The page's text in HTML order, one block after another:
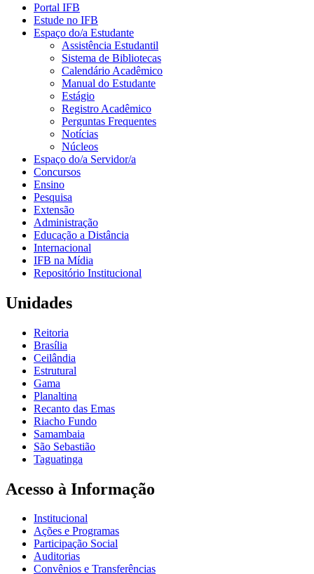
Portal IFB
Estude no IFB
Espaço do/a Estudante
Assistência Estudantil
Sistema de Bibliotecas
Calendário Acadêmico
Manual do Estudante
Estágio
Registro Acadêmico
Perguntas Frequentes
Notícias
Núcleos
Espaço do/a Servidor/a
Concursos
Ensino
Pesquisa
Extensão
Administração
Educação a Distância
Internacional
IFB na Mídia
Repositório Institucional
Unidades
Reitoria
Brasília
Ceilândia
Estrutural
Gama
Planaltina
Recanto das Emas
Riacho Fundo
Samambaia
São Sebastião
Taguatinga
Acesso à Informação
Institucional
Ações e Programas
Participação Social
Auditorias
Convênios e Transferências